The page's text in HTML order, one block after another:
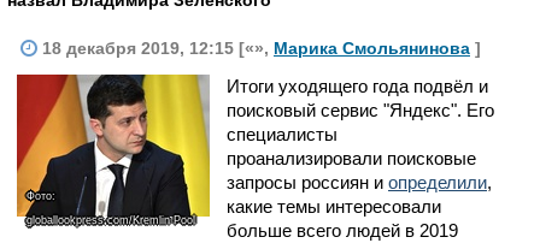
18 декабря 2019, 12:15 [«», Марика Смольянинова ]
Фото:
globallookpress.com/Kremlin Pool
Итоги уходящего года подвёл и
поисковый сервис "Яндекс". Его
специалисты
проанализировали поисковые
запросы россиян и определили,
какие темы интересовали
больше всего людей в 2019